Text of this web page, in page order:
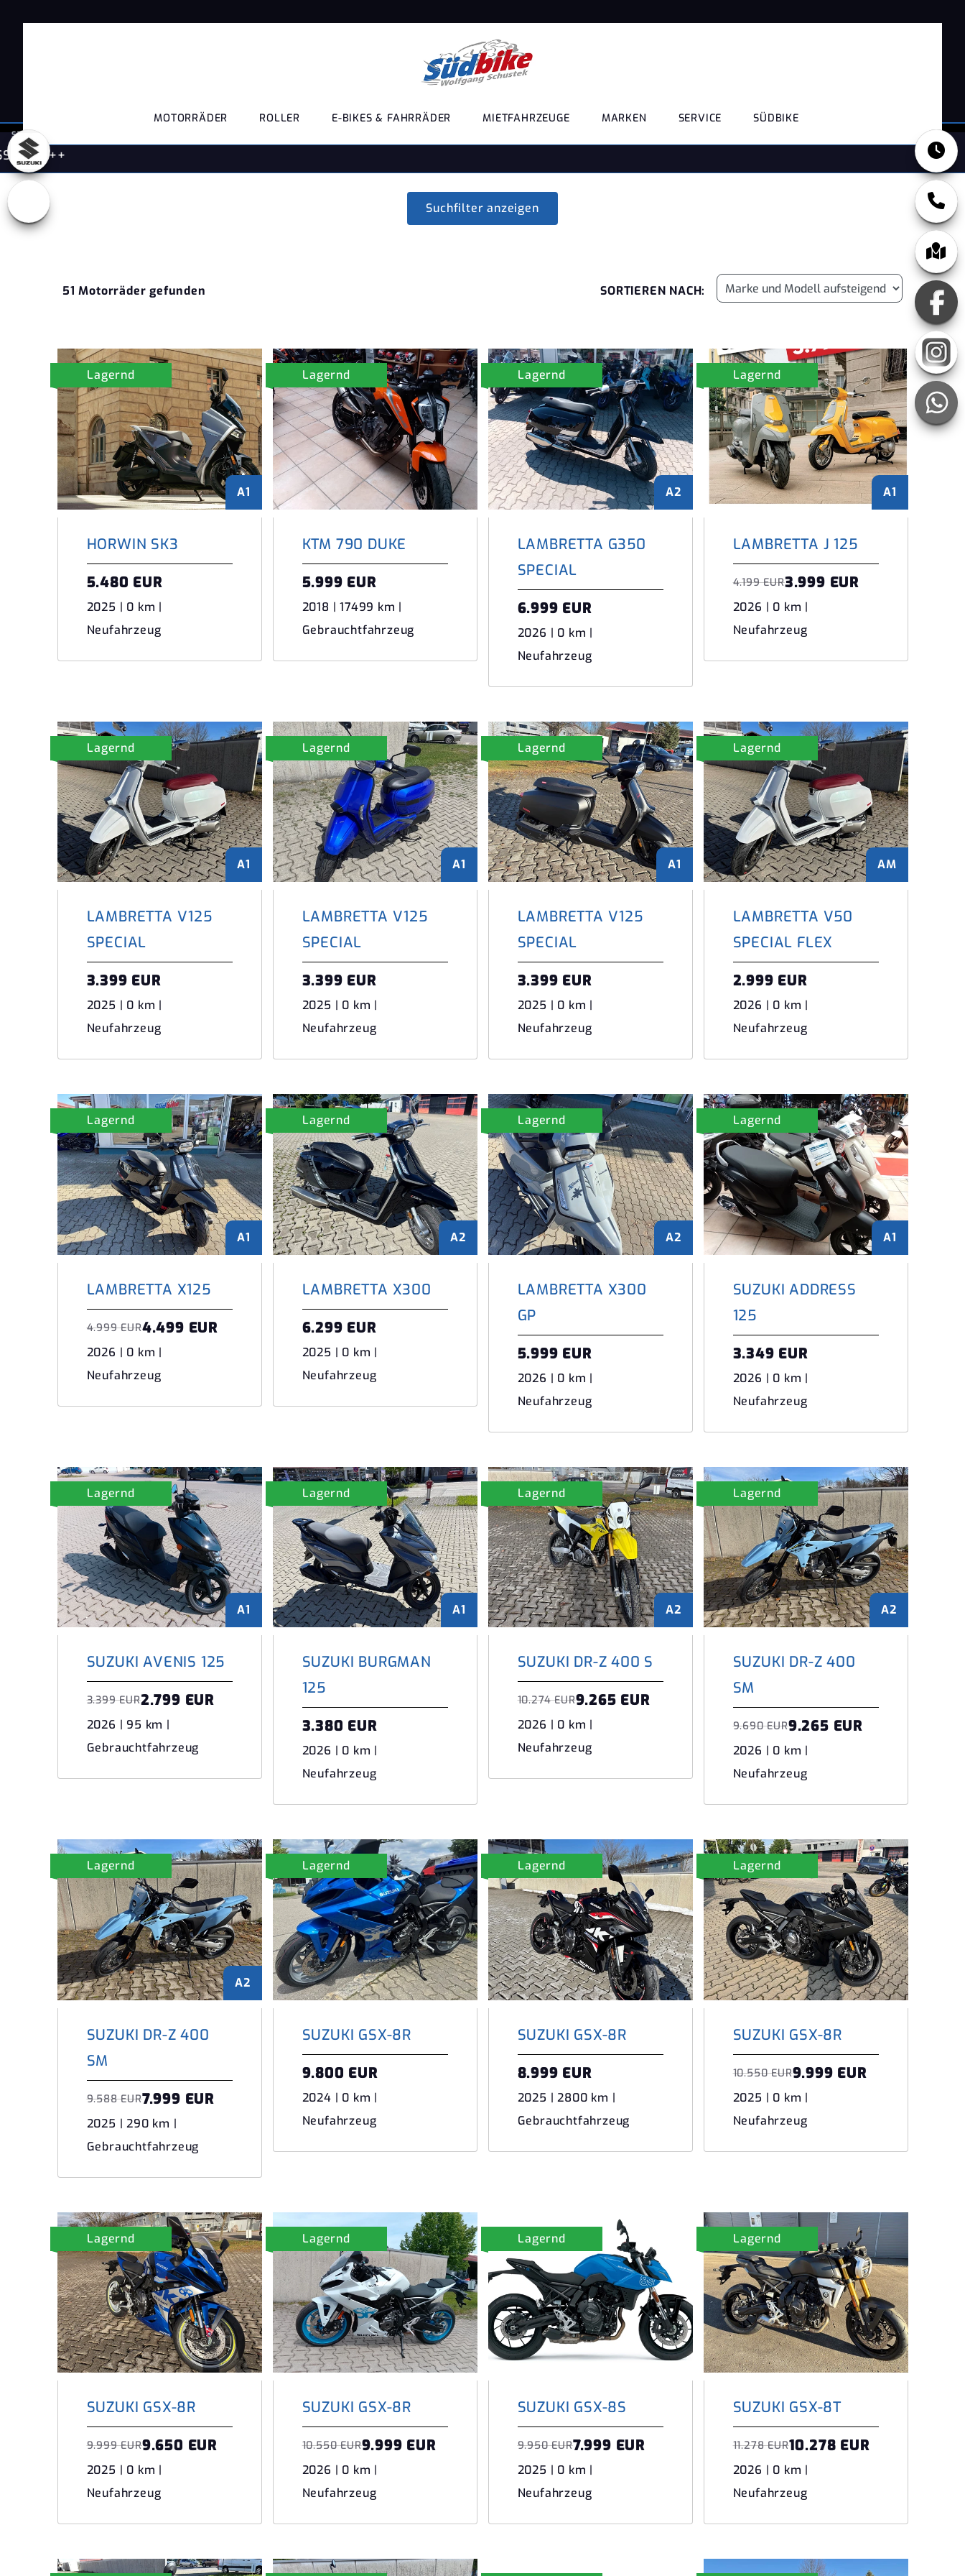
MOTORRÄDER ROLLER E-BIKES & FAHRRÄDER MIETFAHRZEUGE MARKEN SERVICE SÜDBIKE
STARTSEITE
SSV +++++
Suchfilter anzeigen
51 Motorräder gefunden SORTIEREN NACH:
A1
Lagernd
HORWIN SK3
5.480 EUR
2025 | 0 km |
Neufahrzeug
Lagernd
KTM 790 DUKE
5.999 EUR
2018 | 17499 km |
Gebrauchtfahrzeug
A2
Lagernd
LAMBRETTA G350
SPECIAL
6.999 EUR
2026 | 0 km |
Neufahrzeug
A1
Lagernd
LAMBRETTA J 125
4.199 EUR3.999 EUR
2026 | 0 km |
Neufahrzeug
A1
Lagernd
LAMBRETTA V125
SPECIAL
3.399 EUR
2025 | 0 km |
Neufahrzeug
A1
Lagernd
LAMBRETTA V125
SPECIAL
3.399 EUR
2025 | 0 km |
Neufahrzeug
A1
Lagernd
LAMBRETTA V125
SPECIAL
3.399 EUR
2025 | 0 km |
Neufahrzeug
AM
Lagernd
LAMBRETTA V50
SPECIAL FLEX
2.999 EUR
2026 | 0 km |
Neufahrzeug
A1
Lagernd
LAMBRETTA X125
4.999 EUR4.499 EUR
2026 | 0 km |
Neufahrzeug
A2
Lagernd
LAMBRETTA X300
6.299 EUR
2025 | 0 km |
Neufahrzeug
A2
Lagernd
LAMBRETTA X300
GP
5.999 EUR
2026 | 0 km |
Neufahrzeug
A1
Lagernd
SUZUKI ADDRESS
125
3.349 EUR
2026 | 0 km |
Neufahrzeug
A1
Lagernd
SUZUKI AVENIS 125
3.399 EUR2.799 EUR
2026 | 95 km |
Gebrauchtfahrzeug
A1
Lagernd
SUZUKI BURGMAN
125
3.380 EUR
2026 | 0 km |
Neufahrzeug
A2
Lagernd
SUZUKI DR-Z 400 S
10.274 EUR9.265 EUR
2026 | 0 km |
Neufahrzeug
A2
Lagernd
SUZUKI DR-Z 400
SM
9.690 EUR9.265 EUR
2026 | 0 km |
Neufahrzeug
A2
Lagernd
SUZUKI DR-Z 400
SM
9.588 EUR7.999 EUR
2025 | 290 km |
Gebrauchtfahrzeug
Lagernd
SUZUKI GSX-8R
9.800 EUR
2024 | 0 km |
Neufahrzeug
Lagernd
SUZUKI GSX-8R
8.999 EUR
2025 | 2800 km |
Gebrauchtfahrzeug
Lagernd
SUZUKI GSX-8R
10.550 EUR9.999 EUR
2025 | 0 km |
Neufahrzeug
Lagernd
SUZUKI GSX-8R
9.999 EUR9.650 EUR
2025 | 0 km |
Neufahrzeug
Lagernd
SUZUKI GSX-8R
10.550 EUR9.999 EUR
2026 | 0 km |
Neufahrzeug
Lagernd
SUZUKI GSX-8S
9.950 EUR7.999 EUR
2025 | 0 km |
Neufahrzeug
Lagernd
SUZUKI GSX-8T
11.278 EUR10.278 EUR
2026 | 0 km |
Neufahrzeug